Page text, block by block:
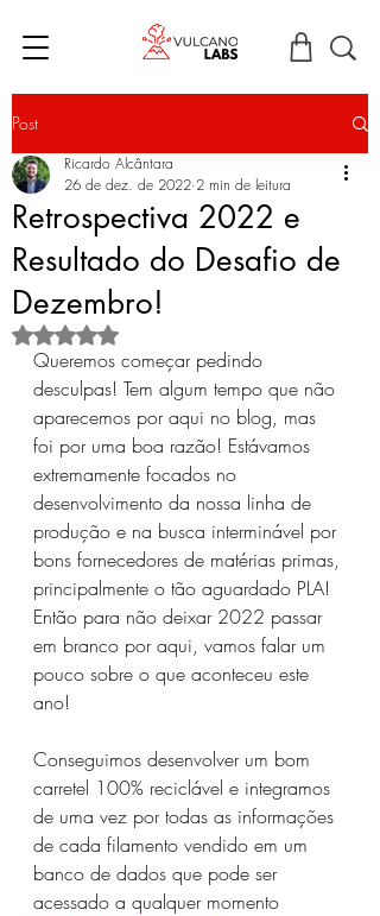
Post
Retrospectiva 2022 e
Resultado do Desafio de
Dezembro!
Ricardo Alcântara
26 de dez. de 2022 2 min de leitura
Avaliado com NaN de 5 estrelas.
Queremos começar pedindo
desculpas! Tem algum tempo que não
aparecemos por aqui no blog, mas
foi por uma boa razão! Estávamos
extremamente focados no
desenvolvimento da nossa linha de
produção e na busca interminável por
bons fornecedores de matérias primas,
principalmente o tão aguardado PLA!
Então para não deixar 2022 passar
em branco por aqui, vamos falar um
pouco sobre o que aconteceu este
ano!
Conseguimos desenvolver um bom
carretel 100% reciclável e integramos
de uma vez por todas as informações
de cada filamento vendido em um
banco de dados que pode ser
acessado a qualquer momento